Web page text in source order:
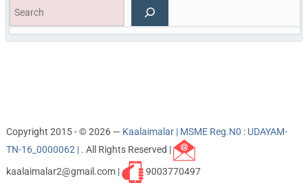
Copyright 2015 - © 2026 — Kaalaimalar | MSME Reg.N0 : UDAYAM-
TN-16_0000062 | . All Rights Reserved |
kaalaimalar2@gmail.com |
9003770497